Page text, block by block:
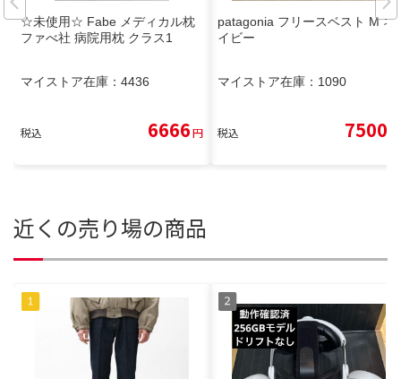
☆未使用☆ Fabe メディカル枕
ファべ社 病院用枕 クラス1
マイストア在庫： 4436
税込 6666円
patagonia フリースベスト M ネ
イビー
マイストア在庫： 1090
税込 7500
近くの売り場の商品